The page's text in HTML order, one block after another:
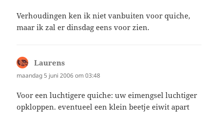
Verhoudingen ken ik niet vanbuiten voor quiche,
maar ik zal er dinsdag eens voor zien.
Laurens
maandag 5 juni 2006 om 03:48
Voor een luchtigere quiche: uw eimengsel luchtiger
opkloppen. eventueel een klein beetje eiwit apart